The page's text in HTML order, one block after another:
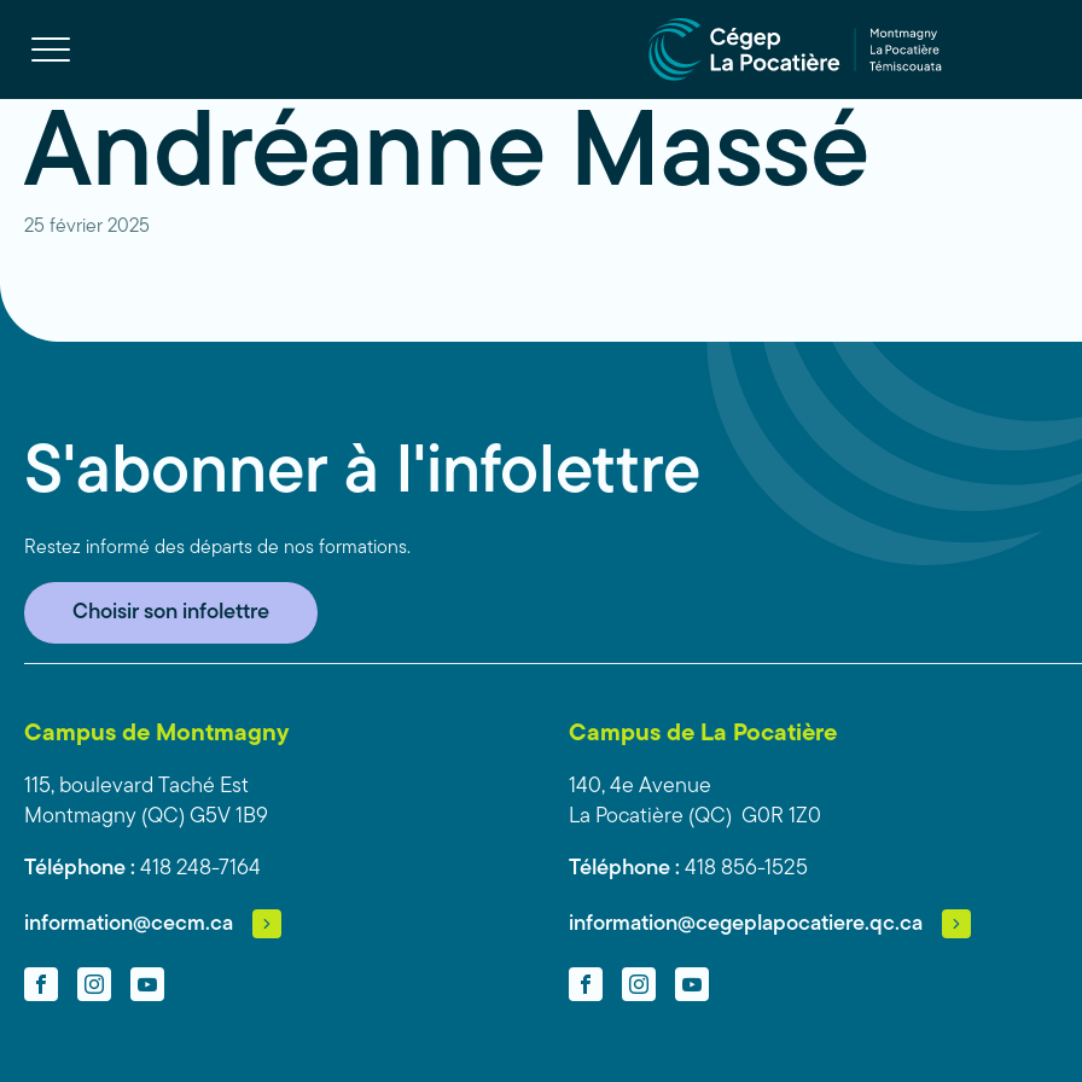
Ouvrir
la
site
Andréanne Massé
25 février 2025
S'abonner à l'infolettre
Restez informé des départs de nos formations.
Choisir son infolettre
Campus de Montmagny
115, boulevard Taché Est
Montmagny (QC) G5V 1B9
Téléphone : 418 248-7164
information@cecm.ca
FacebookInstagramYouTube
Campus de La Pocatière
140, 4e Avenue
La Pocatière (QC) G0R 1Z0
Téléphone : 418 856-1525
information@cegeplapocatiere.qc.ca
FacebookInstagramYouTube